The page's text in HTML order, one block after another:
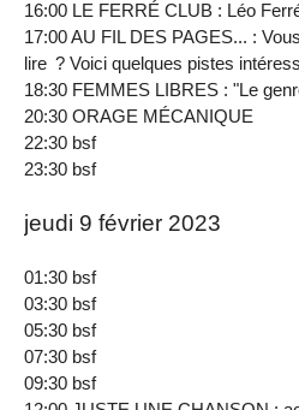
16:00 LE FERRÉ CLUB : Léo
17:00 AU FIL DES PAGES... :
lire ? Voici quelques pistes
18:30 FEMMES LIBRES : "Le
20:30 ORAGE MÉCANIQUE
22:30 bsf
23:30 bsf
jeudi 9 février 2023
01:30 bsf
03:30 bsf
05:30 bsf
07:30 bsf
09:30 bsf